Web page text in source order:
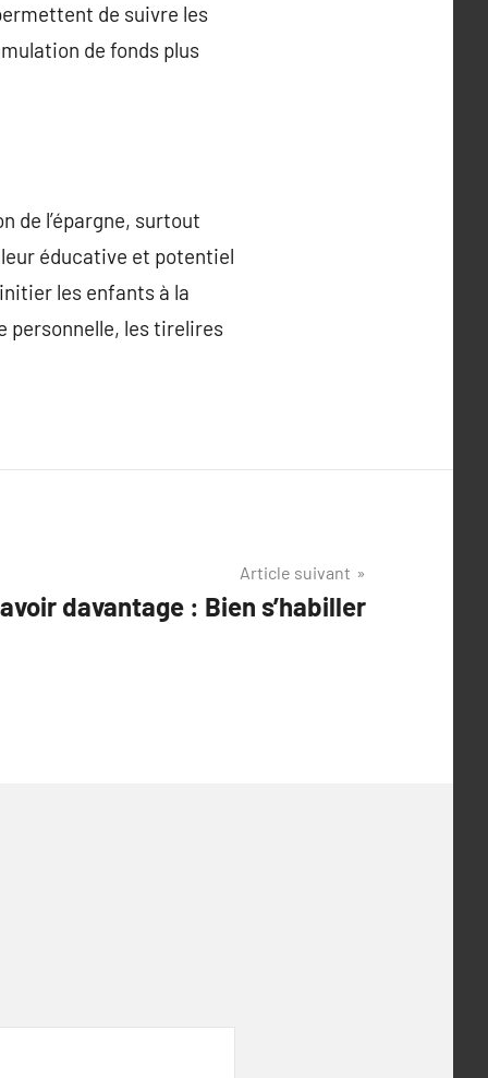
de suivre les
de fonds plus
de l’épargne, surtout
éducative et potentiel
les enfants à la
personnelle, les tirelires
Article suivant
davantage : Bien s’habiller